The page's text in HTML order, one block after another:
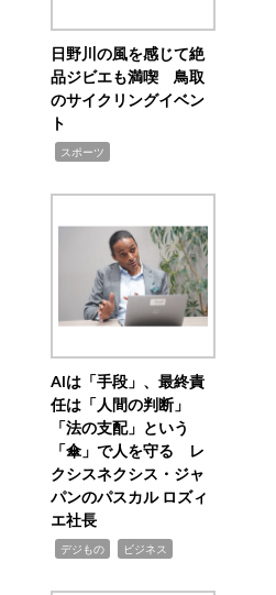
日野川の風を感じて絶
品ジビエも満喫 鳥取
のサイクリングイベン
ト
スポーツ
AIは「手段」、最終責
任は「人間の判断」
「法の支配」という
「傘」で人を守る レ
クシスネクシス・ジャ
パンのパスカル ロズィ
エ社長
デジもの ビジネス